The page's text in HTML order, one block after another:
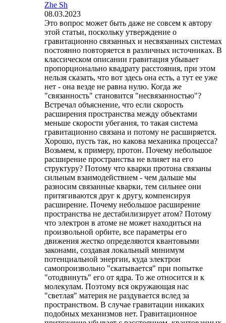
Zhe Sh
08.03.2023
Это вопрос может быть даже не совсем к автору
этой статьи, поскольку утверждение о
гравитационно связанных и несвязанных системах
постоянно повторяется в различных источниках. В
классическом описании гравитация убывает
пропорционально квадрату расстояния, при этом
нельзя сказать, что вот здесь она есть, а тут ее уже
нет - она везде не равна нулю. Когда же
"связанность" становится "несвязанностью"?
Встречал объяснение, что если скорость
расширения пространства между объектами
меньше скорости убегания, то такая система
гравитационно связана и потому не расширяется.
Хорошо, пусть так, но какова механика процесса?
Возьмем, к примеру, протон. Почему небольшое
расширение пространства не влияет на его
структуру? Потому что кварки протона связаны
сильным взаимодействием - чем дальше мы
разносим связанные кварки, тем сильнее они
притягиваются друг к другу, компенсируя
расширение. Почему небольшое расширение
пространства не дестабилизирует атом? Потому
что электрон в атоме не может находиться на
произвольной орбите, все параметры его
движения жестко определяются квантовыми
законами, создавая локальный минимум
потенциальной энергии, куда электрон
самопроизвольно "скатывается" при попытке
"отодвинуть" его от ядра. То же относится и к
молекулам. Поэтому вся окружающая нас
"светлая" материя не раздувается вслед за
пространством. В случае гравитации никаких
подобных механизмов нет. Гравитационное